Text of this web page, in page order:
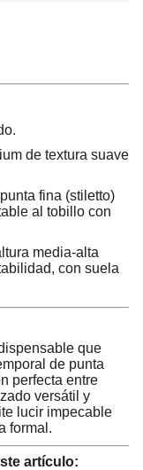
de textura suave
fina (stiletto)
al tobillo con
media-alta
con suela
que
de punta
perfecta entre
versátil y
lucir impecable
formal.
artículo: